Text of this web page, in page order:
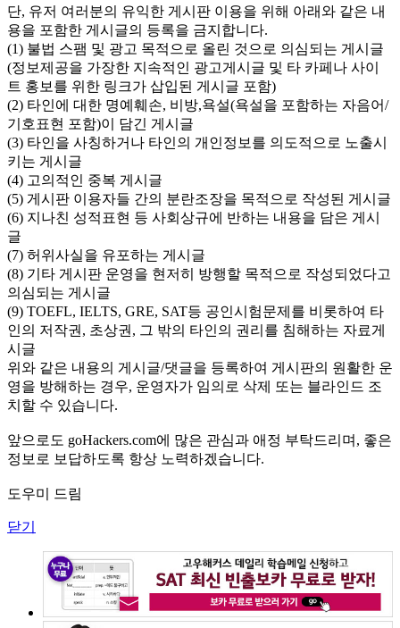
단, 유저 여러분의 유익한 게시판 이용을 위해 아래와 같은 내
용을 포함한 게시글의 등록을 금지합니다.
(1) 불법 스팸 및 광고 목적으로 올린 것으로 의심되는 게시글
(정보제공을 가장한 지속적인 광고게시글 및 타 카페나 사이
트 홍보를 위한 링크가 삽입된 게시글 포함)
(2) 타인에 대한 명예훼손, 비방,욕설(욕설을 포함하는 자음어/
기호표현 포함)이 담긴 게시글
(3) 타인을 사칭하거나 타인의 개인정보를 의도적으로 노출시
키는 게시글
(4) 고의적인 중복 게시글
(5) 게시판 이용자들 간의 분란조장을 목적으로 작성된 게시글
(6) 지나친 성적표현 등 사회상규에 반하는 내용을 담은 게시
글
(7) 허위사실을 유포하는 게시글
(8) 기타 게시판 운영을 현저히 방행할 목적으로 작성되었다고
의심되는 게시글
(9) TOEFL, IELTS, GRE, SAT등 공인시험문제를 비롯하여 타
인의 저작권, 초상권, 그 밖의 타인의 권리를 침해하는 자료게
시글
위와 같은 내용의 게시글/댓글을 등록하여 게시판의 원활한 운
영을 방해하는 경우, 운영자가 임의로 삭제 또는 블라인드 조
치할 수 있습니다.
앞으로도 goHackers.com에 많은 관심과 애정 부탁드리며, 좋은
정보로 보답하도록 항상 노력하겠습니다.
도우미 드림
닫기